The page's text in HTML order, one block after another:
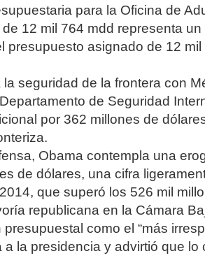
para la Oficina de
12 mil 764 mdd representa
presupuesto asignado de 12
seguridad de la frontera con
de Seguridad
por 362 millones de
Obama contempla una
de dólares, una cifra
que superó los 526 mil
republicana en la Cámara
como el “más
a la presidencia y advirtió que lo